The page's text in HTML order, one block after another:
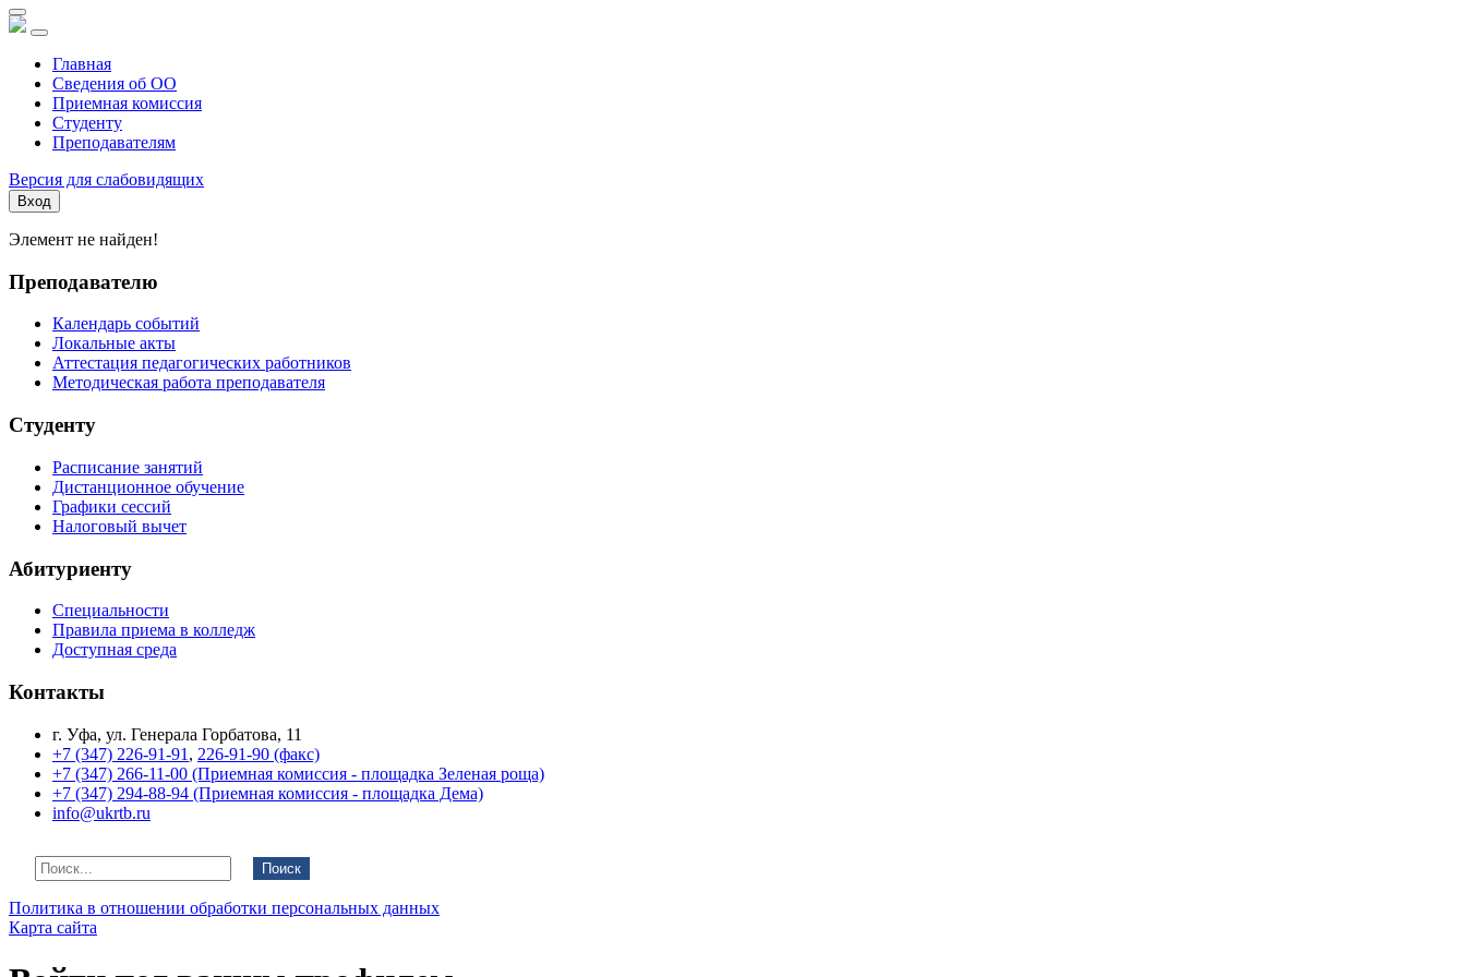
Главная
Сведения об ОО
Приемная комиссия
Студенту
Преподавателям
Версия для слабовидящих
Вход
Элемент не найден!
Преподавателю
Календарь событий
Локальные акты
Аттестация педагогических работников
Методическая работа преподавателя
Студенту
Расписание занятий
Дистанционное обучение
Графики сессий
Налоговый вычет
Абитуриенту
Специальности
Правила приема в колледж
Доступная среда
Контакты
г. Уфа, ул. Генерала Горбатова, 11
+7 (347) 226-91-91 , 226-91-90 (факс)
+7 (347) 266-11-00 (Приемная комиссия - площадка Зеленая роща)
+7 (347) 294-88-94 (Приемная комиссия - площадка Дема)
info@ukrtb.ru
Поиск
Политика в отношении обработки персональных данных
Карта сайта